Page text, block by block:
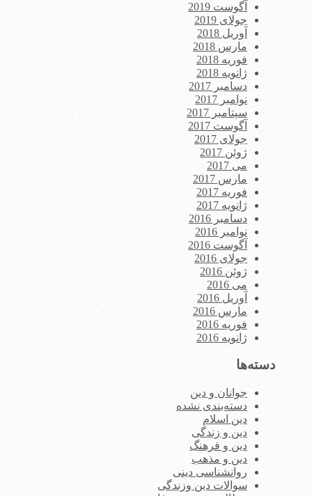
آگوست 2019
جولای 2019
آوریل 2018
مارس 2018
فوریه 2018
ژانویه 2018
دسامبر 2017
نوامبر 2017
سپتامبر 2017
آگوست 2017
جولای 2017
ژوئن 2017
می 2017
مارس 2017
فوریه 2017
ژانویه 2017
دسامبر 2016
نوامبر 2016
آگوست 2016
جولای 2016
ژوئن 2016
می 2016
آوریل 2016
مارس 2016
فوریه 2016
ژانویه 2016
دسته‌ها
جوانان و دین
دسته‌بندی نشده
دین اسلام
دین و زندگی
دین و فرهنگ
دین و مذهب
روانشناسی دینی
سوالات دین وزندگی